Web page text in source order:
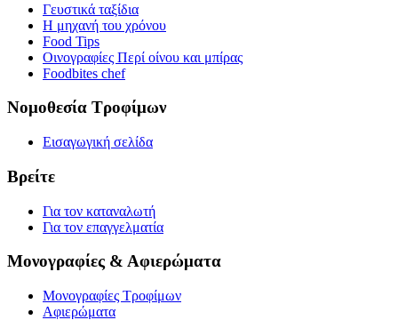
Γευστικά ταξίδια
Η μηχανή του χρόνου
Food Tips
Οινογραφίες Περί οίνου και μπίρας
Foodbites chef
Νομοθεσία Τροφίμων
Εισαγωγική σελίδα
Βρείτε
Για τον καταναλωτή
Για τον επαγγελματία
Μονογραφίες & Αφιερώματα
Μονογραφίες Τροφίμων
Αφιερώματα